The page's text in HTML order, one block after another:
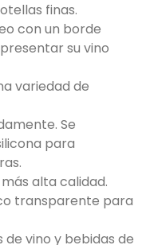
finas.
con un borde
su vino
variedad de
Se
para
alta calidad.
transparente para
vino y bebidas de